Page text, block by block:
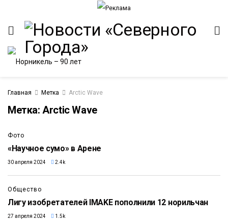
Главная Метка Arctic Wave
Метка:Arctic Wave
Фото
«Научное сумо» в Арене
30 апреля 2024 2.4k
Общество
Лигу изобретателей IMAKE пополнили 12 норильчан
27 апреля 2024 1.5k